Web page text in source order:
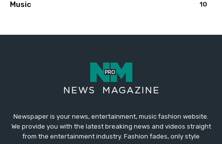
Music 10
Newspaper is your news, entertainment, music fashion website.
We provide you with the latest breaking news and videos straight
from the entertainment industry. Fashion fades, only style